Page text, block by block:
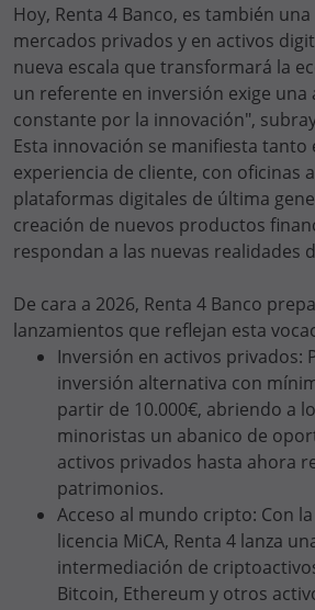
Hoy, Renta 4 Banco, es también
mercados privados y en activos
nueva escala que transformará la
un referente en inversión exige una
constante por la innovación",
Esta innovación se manifiesta tanto
experiencia de cliente, con oficinas
plataformas digitales de última
creación de nuevos productos
respondan a las nuevas realidades
De cara a 2026, Renta 4 Banco
lanzamientos que reflejan esta
Inversión en activos privados:
inversión alternativa con
partir de 10.000€, abriendo a
minoristas un abanico de
activos privados hasta ahora
patrimonios.
Acceso al mundo cripto: Con
licencia MiCA, Renta 4 lanza
intermediación de
Bitcoin, Ethereum y otros